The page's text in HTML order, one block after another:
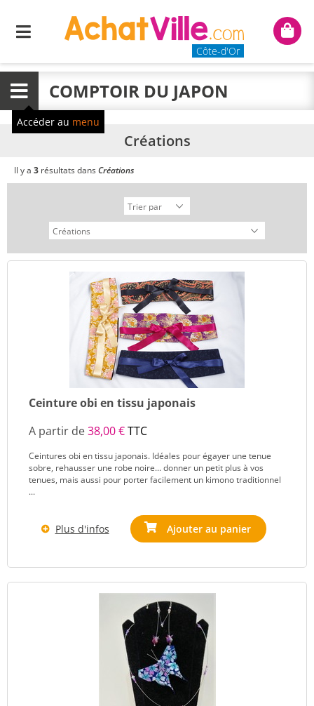
Menu
Côte-d'Or
Mon
Menu COMPTOIR DU JAPON
Accéder au menu
Créations
Il y a 3 résultats dansCréations
Ceinture obi en tissu japonais
A partir de38,00 €TTC
Ceintures obi en tissu japonais. Idéales pour égayer une tenue
sobre, rehausser une robe noire... donner un petit plus à vos
tenues, mais aussi pour porter facilement un kimono traditionnel
...
Plus d'infos Ajouter au panier